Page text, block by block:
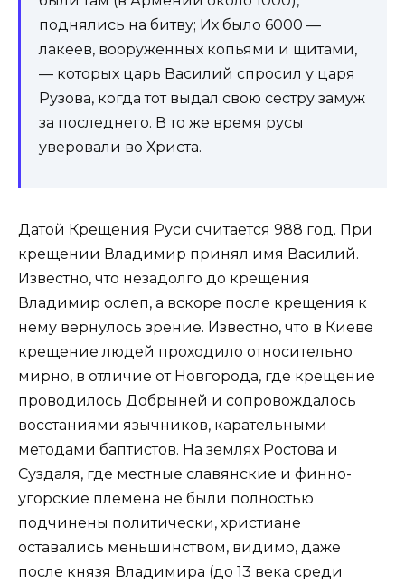
поднялись на битву; Их было 6000 —
лакеев, вооруженных копьями и щитами,
— которых царь Василий спросил у царя
Рузова, когда тот выдал свою сестру замуж
за последнего. В то же время русы
уверовали во Христа.
Датой Крещения Руси считается 988 год. При
крещении Владимир принял имя Василий.
Известно, что незадолго до крещения
Владимир ослеп, а вскоре после крещения к
нему вернулось зрение. Известно, что в Киеве
крещение людей проходило относительно
мирно, в отличие от Новгорода, где крещение
проводилось Добрыней и сопровождалось
восстаниями язычников, карательными
методами баптистов. На землях Ростова и
Суздаля, где местные славянские и финно-
угорские племена не были полностью
подчинены политически, христиане
оставались меньшинством, видимо, даже
после князя Владимира (до 13 века среди